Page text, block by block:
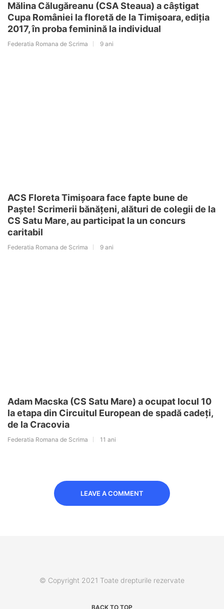
Mălina Călugăreanu (CSA Steaua) a câștigat
Cupa României la floretă de la Timișoara, ediția
2017, în proba feminină la individual
Federatia Romana de Scrima 9 ani
ACS Floreta Timișoara face fapte bune de
Paște! Scrimerii bănățeni, alături de colegii de la
CS Satu Mare, au participat la un concurs
caritabil
Federatia Romana de Scrima 9 ani
Adam Macska (CS Satu Mare) a ocupat locul 10
la etapa din Circuitul European de spadă cadeți,
de la Cracovia
Federatia Romana de Scrima 11 ani
LEAVE A COMMENT
© Copyright 2021 Toate drepturile rezervate
BACK TO TOP